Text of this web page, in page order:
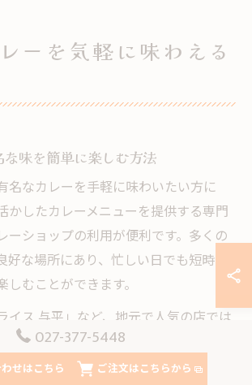
ーを気軽に味わえる
味を簡単に楽しむ方法
名なカレーを手軽に味わいたい方に
かしたカレーメニューを提供する専門
ーショップの利用が便利です。多くの
な場所にあり、忙しい日でも短時間
むことができます。
イス 与平」など、地元で人気の店では
など地域色豊かな食材を使用している
うしたお店では、無添加や無化調にこ
027-377-5448
せはこちら ご注文はこちらから